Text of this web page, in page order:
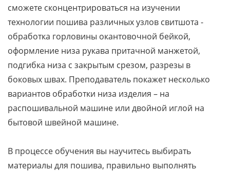
сможете сконцентрироваться на изучении
технологии пошива различных узлов свитшота -
обработка горловины окантовочной бейкой,
оформление низа рукава притачной манжетой,
подгибка низа с закрытым срезом, разрезы в
боковых швах. Преподаватель покажет несколько
вариантов обработки низа изделия – на
распошивальной машине или двойной иглой на
бытовой швейной машине.
В процессе обучения вы научитесь выбирать
материалы для пошива, правильно выполнять